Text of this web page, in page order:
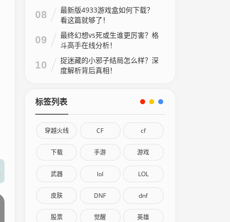
08
最新版4933游戏盒如何下载？
看这篇就够了！
09
最终幻想vs死或生谁更厉害？格
斗高手在线分析！
10
捉迷藏的小邪子结局怎么样？深
度解析背后真相！
标签列表
穿越火线 CF cf
下载 手游 游戏
武器 lol LOL
皮肤 DNF dnf
股票 觉醒 英雄